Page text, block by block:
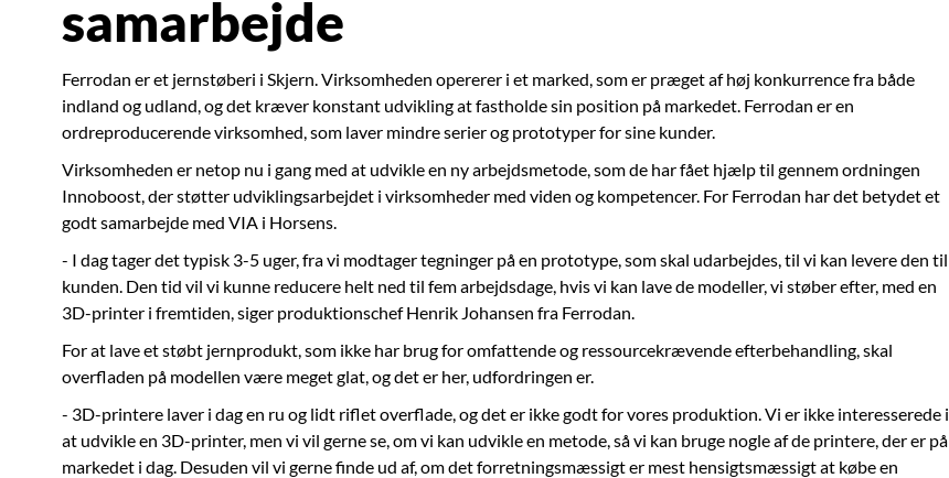
samarbejde
Ferrodan er et jernstøberi i Skjern. Virksomheden opererer i et marked, som er præget af høj konkurrence fra både
indland og udland, og det kræver konstant udvikling at fastholde sin position på markedet. Ferrodan er en
ordreproducerende virksomhed, som laver mindre serier og prototyper for sine kunder.
Virksomheden er netop nu i gang med at udvikle en ny arbejdsmetode, som de har fået hjælp til gennem ordningen
Innoboost, der støtter udviklingsarbejdet i virksomheder med viden og kompetencer. For Ferrodan har det betydet et
godt samarbejde med VIA i Horsens.
- I dag tager det typisk 3-5 uger, fra vi modtager tegninger på en prototype, som skal udarbejdes, til vi kan levere den til
kunden. Den tid vil vi kunne reducere helt ned til fem arbejdsdage, hvis vi kan lave de modeller, vi støber efter, med en
3D-printer i fremtiden, siger produktionschef Henrik Johansen fra Ferrodan.
For at lave et støbt jernprodukt, som ikke har brug for omfattende og ressourcekrævende efterbehandling, skal
overfladen på modellen være meget glat, og det er her, udfordringen er.
- 3D-printere laver i dag en ru og lidt riflet overflade, og det er ikke godt for vores produktion. Vi er ikke interesserede i
at udvikle en 3D-printer, men vi vil gerne se, om vi kan udvikle en metode, så vi kan bruge nogle af de printere, der er på
markedet i dag. Desuden vil vi gerne finde ud af, om det forretningsmæssigt er mest hensigtsmæssigt at købe en